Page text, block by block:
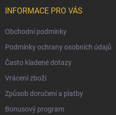
INFORMACE PRO VÁS
Obchodní podmínky
Podmínky ochrany osobních údajů
Často kladené dotazy
Vrácení zboží
Způsob doručení a platby
Bonusový program